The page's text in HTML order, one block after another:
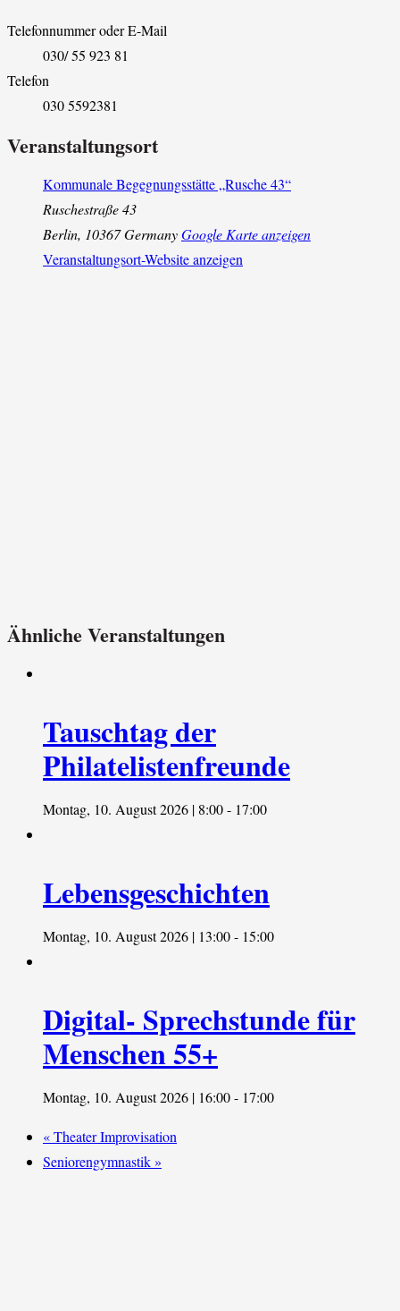
Telefonnummer oder E-Mail
030/ 55 923 81
Telefon
030 5592381
Veranstaltungsort
Kommunale Begegnungsstätte „Rusche 43“
Ruschestraße 43
Berlin, 10367GermanyGoogle Karte anzeigen
Veranstaltungsort-Website anzeigen
Ähnliche Veranstaltungen
Tauschtag der
Philatelistenfreunde
Montag, 10. August 2026 | 8:00- 17:00
Lebensgeschichten
Montag, 10. August 2026 | 13:00- 15:00
Digital- Sprechstunde für
Menschen 55+
Montag, 10. August 2026 | 16:00- 17:00
«Theater Improvisation
Seniorengymnastik»